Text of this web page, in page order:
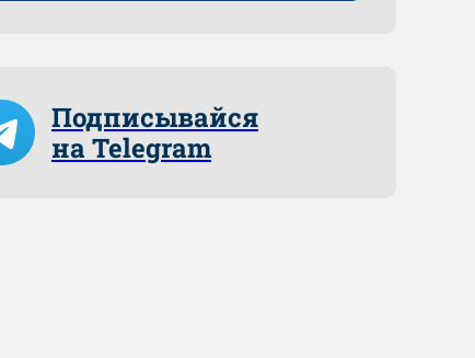
Подписывайся
на Telegram